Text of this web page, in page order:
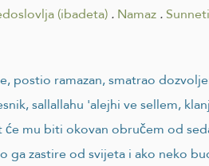
(ibadeta).Namaz.
postio ramazan, smatrao
sallallahu 'alejhi ve sellem,
mu biti okovan obručem od
ga zastire od svijeta i ako neko